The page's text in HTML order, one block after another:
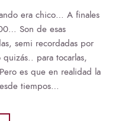
era chico… A finales
Son de esas
semi recordadas por
para tocarlas,
es que en realidad la
tiempos…